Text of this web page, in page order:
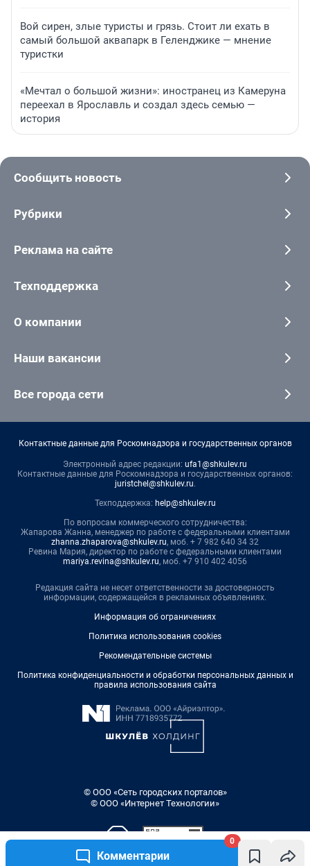
Комментарии
0
Вой сирен, злые туристы и грязь. Стоит ли ехать в
самый большой аквапарк в Геленджике — мнение
туристки
«Мечтал о большой жизни»: иностранец из Камеруна
переехал в Ярославль и создал здесь семью —
история
Сообщить новость
Рубрики
Реклама на сайте
Техподдержка
О компании
Наши вакансии
Все города сети
Контактные данные для Роскомнадзора и государственных органов
Электронный адрес редакции: ufa1@shkulev.ru
Контактные данные для Роскомнадзора и государственных органов:
juristchel@shkulev.ru.
Техподдержка: help@shkulev.ru
По вопросам коммерческого сотрудничества:
Жапарова Жанна, менеджер по работе с федеральными клиентами
zhanna.zhaparova@shkulev.ru, моб. + 7 982 640 34 32
Ревина Мария, директор по работе с федеральными клиентами
mariya.revina@shkulev.ru, моб. +7 910 402 4056
Редакция сайта не несет ответственности за достоверность
информации, содержащейся в рекламных объявлениях.
Информация об ограничениях
Политика использования cookies
Рекомендательные системы
Политика конфиденциальности и обработки персональных данных и
правила использования сайта
© ООО «Сеть городских порталов»
© ООО «Интернет Технологии»